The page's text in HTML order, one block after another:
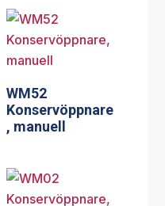
WM52
Konservöppnare
, manuell